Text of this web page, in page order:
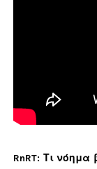
RnRT: Τι νόημα